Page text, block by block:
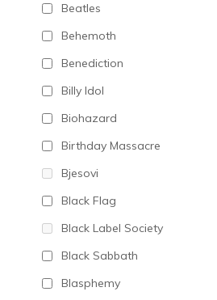
Beatles
Behemoth
Benediction
Billy Idol
Biohazard
Birthday Massacre
Bjesovi
Black Flag
Black Label Society
Black Sabbath
Blasphemy